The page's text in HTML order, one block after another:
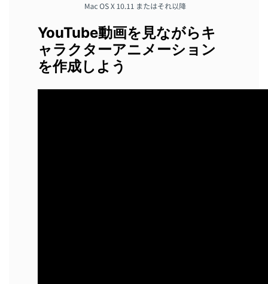
YouTube動画を見ながらキ
ャラクターアニメーション
を作成しよう